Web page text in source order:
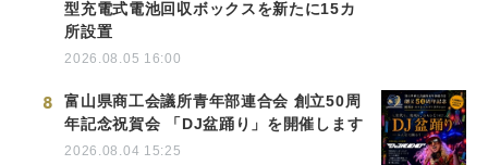
型充電式電池回収ボックスを新たに15カ
所設置
2026.08.05 16:00
8
富山県商工会議所青年部連合会 創立50周
年記念祝賀会 「DJ盆踊り」を開催します
2026.08.04 15:25